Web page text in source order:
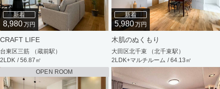
新着
8,980万円
CRAFT LIFE
台東区三筋 （蔵前駅）
2LDK / 56.87㎡
新着
5,980万円
木肌のぬくもり
大田区北千束 （北千束駅）
2LDK+マルチルーム / 64.13㎡
OPEN ROOM